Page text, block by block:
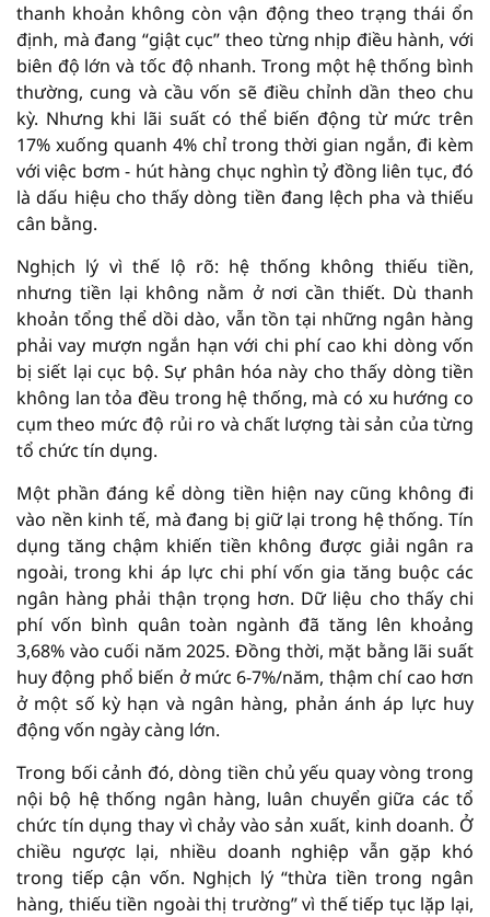
thanh khoản không còn vận động theo trạng thái ổn
định, mà đang “giật cục” theo từng nhịp điều hành, với
biên độ lớn và tốc độ nhanh. Trong một hệ thống bình
thường, cung và cầu vốn sẽ điều chỉnh dần theo chu
kỳ. Nhưng khi lãi suất có thể biến động từ mức trên
17% xuống quanh 4% chỉ trong thời gian ngắn, đi kèm
với việc bơm - hút hàng chục nghìn tỷ đồng liên tục, đó
là dấu hiệu cho thấy dòng tiền đang lệch pha và thiếu
cân bằng.
Nghịch lý vì thế lộ rõ: hệ thống không thiếu tiền,
nhưng tiền lại không nằm ở nơi cần thiết. Dù thanh
khoản tổng thể dồi dào, vẫn tồn tại những ngân hàng
phải vay mượn ngắn hạn với chi phí cao khi dòng vốn
bị siết lại cục bộ. Sự phân hóa này cho thấy dòng tiền
không lan tỏa đều trong hệ thống, mà có xu hướng co
cụm theo mức độ rủi ro và chất lượng tài sản của từng
tổ chức tín dụng.
Một phần đáng kể dòng tiền hiện nay cũng không đi
vào nền kinh tế, mà đang bị giữ lại trong hệ thống. Tín
dụng tăng chậm khiến tiền không được giải ngân ra
ngoài, trong khi áp lực chi phí vốn gia tăng buộc các
ngân hàng phải thận trọng hơn. Dữ liệu cho thấy chi
phí vốn bình quân toàn ngành đã tăng lên khoảng
3,68% vào cuối năm 2025. Đồng thời, mặt bằng lãi suất
huy động phổ biến ở mức 6-7%/năm, thậm chí cao hơn
ở một số kỳ hạn và ngân hàng, phản ánh áp lực huy
động vốn ngày càng lớn.
Trong bối cảnh đó, dòng tiền chủ yếu quay vòng trong
nội bộ hệ thống ngân hàng, luân chuyển giữa các tổ
chức tín dụng thay vì chảy vào sản xuất, kinh doanh. Ở
chiều ngược lại, nhiều doanh nghiệp vẫn gặp khó
trong tiếp cận vốn. Nghịch lý “thừa tiền trong ngân
hàng, thiếu tiền ngoài thị trường” vì thế tiếp tục lặp lại,